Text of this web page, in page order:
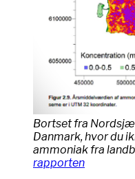
Bortset fra
Danmark, hvor du
ammoniak fra
rapporten